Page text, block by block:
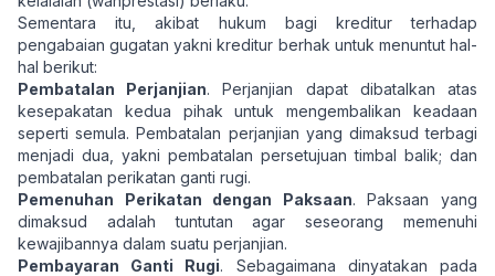
Sementara itu, akibat hukum bagi kreditur terhadap
pengabaian gugatan yakni kreditur berhak untuk menuntut hal-
hal berikut:
Pembatalan Perjanjian. Perjanjian dapat dibatalkan atas
kesepakatan kedua pihak untuk mengembalikan keadaan
seperti semula. Pembatalan perjanjian yang dimaksud terbagi
menjadi dua, yakni pembatalan persetujuan timbal balik; dan
pembatalan perikatan ganti rugi.
Pemenuhan Perikatan dengan Paksaan. Paksaan yang
dimaksud adalah tuntutan agar seseorang memenuhi
kewajibannya dalam suatu perjanjian.
Pembayaran Ganti Rugi. Sebagaimana dinyatakan pada